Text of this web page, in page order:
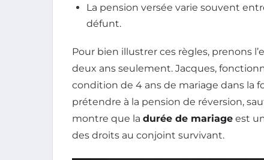
La pension versée varie souvent
défunt.
Pour bien illustrer ces règles, prenons
deux ans seulement. Jacques,
condition de 4 ans de mariage dans la
prétendre à la pension de réversion,
montre que la durée de mariage est
des droits au conjoint survivant.